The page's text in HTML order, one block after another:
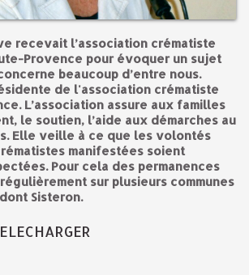
Provence pour évoquer un sujet
beaucoup d’entre nous.
de l'association crématiste
L’association assure aux familles
le soutien, l’aide aux démarches au
Elle veille à ce que les volontés
manifestées soient
Pour cela des permanences
sur plusieurs communes
Sisteron.